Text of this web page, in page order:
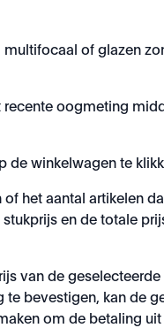
of glazen
oogmeting
winkelwagen te
het aantal artikelen
en de totale
van de
bevestigen, kan de
om de betaling uit